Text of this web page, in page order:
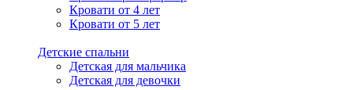
Кровати от 4 лет
Кровати от 5 лет
Детские спальни
Детская для мальчика
Детская для девочки